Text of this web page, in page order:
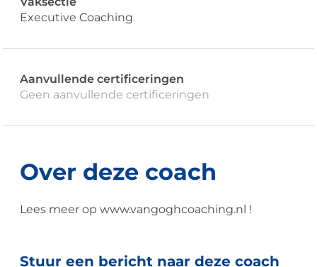
Executive Coaching
Aanvullende certificeringen
Geen aanvullende certificeringen
Over deze coach
Lees meer op www.vangoghcoaching.nl !
Stuur een bericht naar deze coach